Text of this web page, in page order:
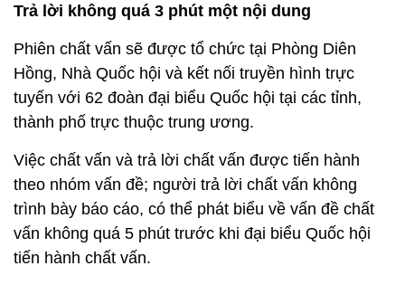
Trả lời không quá 3 phút một nội dung
Phiên chất vấn sẽ được tổ chức tại Phòng Diên
Hồng, Nhà Quốc hội và kết nối truyền hình trực
tuyến với 62 đoàn đại biểu Quốc hội tại các tỉnh,
thành phố trực thuộc trung ương.
Việc chất vấn và trả lời chất vấn được tiến hành
theo nhóm vấn đề; người trả lời chất vấn không
trình bày báo cáo, có thể phát biểu về vấn đề chất
vấn không quá 5 phút trước khi đại biểu Quốc hội
tiến hành chất vấn.